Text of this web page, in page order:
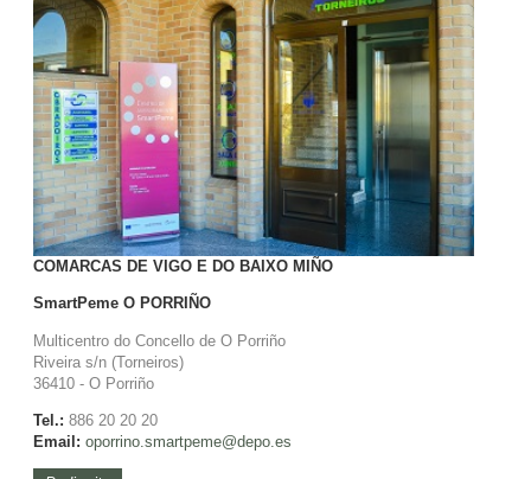
COMARCAS DE VIGO E DO BAIXO MIÑO
SmartPemeO PORRIÑO
Multicentro do Concello de O Porriño
Riveira s/n (Torneiros)
36410 - O Porriño
Tel.: 886 20 20 20
Email: oporrino.smartpeme@depo.es